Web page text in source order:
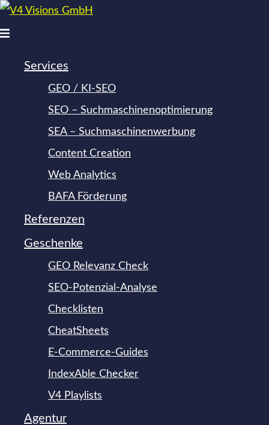
Zum
Inhalt
Menü
Services
GEO / KI-SEO
SEO – Suchmaschinen­optimierung
SEA – Suchmaschinen­werbung
Content Creation
Web Analytics
BAFA Förderung
Referenzen
Geschenke
GEO Relevanz Check
SEO-Potenzial-Analyse
Checklisten
CheatSheets
E-Commerce-Guides
IndexAble Checker
V4 Playlists
Agentur